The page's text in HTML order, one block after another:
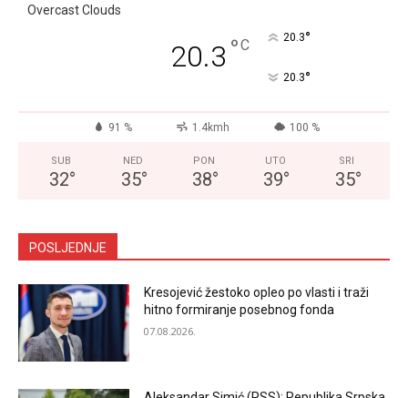
Overcast Clouds
20.3 °C 20.3°
20.3°
91 % 1.4kmh 100 %
SUB
32°
NED
35°
PON
38°
UTO
39°
SRI
35°
POSLJEDNJE
Kresojević žestoko opleo po vlasti i traži
hitno formiranje posebnog fonda
07.08.2026.